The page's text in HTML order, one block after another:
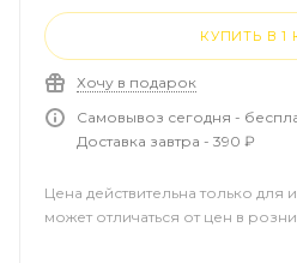
КУПИТЬ В 1
Хочу в подарок
Самовывоз сегодня -
Доставка завтра - 390 ₽
Цена действительна только для
может отличаться от цен в